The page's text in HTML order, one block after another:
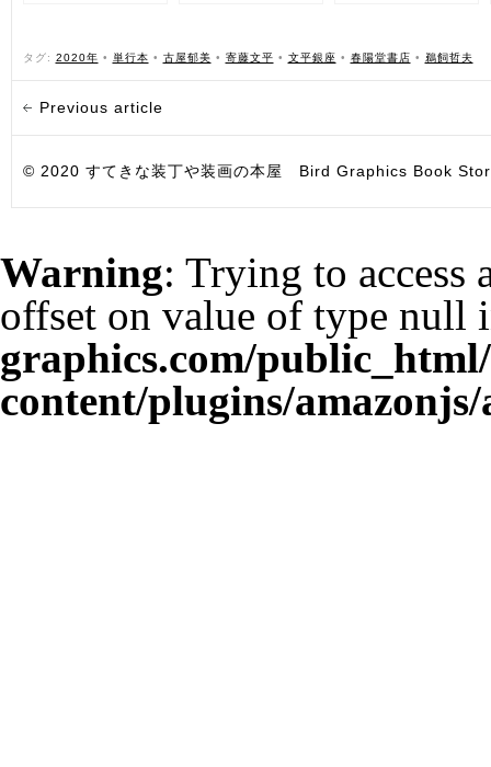
タグ: 2020年 • 単行本 • 古屋郁美 • 寄藤文平 • 文平銀座 • 春陽堂書店 • 鵜飼哲夫
Previous article
© 2020 すてきな装丁や装画の本屋 Bird Graphics Book
Warning: Trying to access
offset on value of type null
graphics.com/
content/plugins/